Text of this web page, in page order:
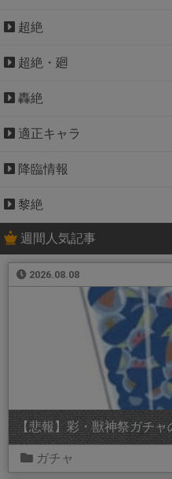
超絶
超絶・廻
轟絶
適正キャラ
降臨情報
黎絶
週間人気記事
2026.08.08
【悲報】彩・獣神祭ガチ
ガチャ